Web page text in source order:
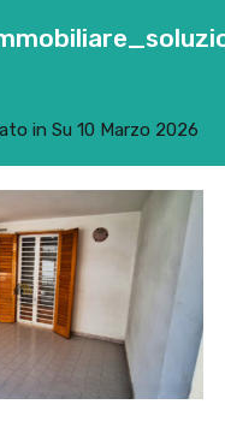
in Su 10 Marzo 2026